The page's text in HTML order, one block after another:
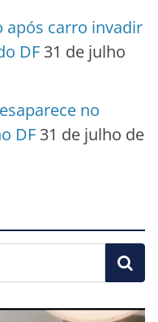
após carro invadir
DF 31 de julho
no
DF 31 de julho de